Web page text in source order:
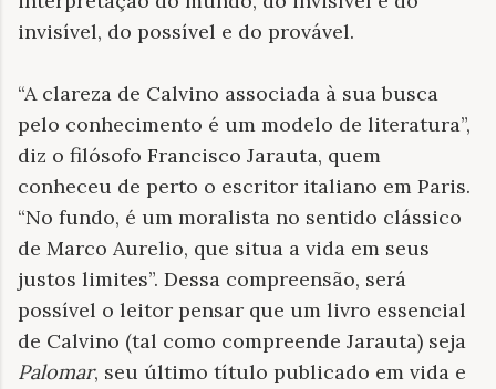
invisível, do possível e do provável.
“A clareza de Calvino associada à sua busca
pelo conhecimento é um modelo de literatura”,
diz o filósofo Francisco Jarauta, quem
conheceu de perto o escritor italiano em Paris.
“No fundo, é um moralista no sentido clássico
de Marco Aurelio, que situa a vida em seus
justos limites”. Dessa compreensão, será
possível o leitor pensar que um livro essencial
de Calvino (tal como compreende Jarauta) seja
Palomar, seu último título publicado em vida e